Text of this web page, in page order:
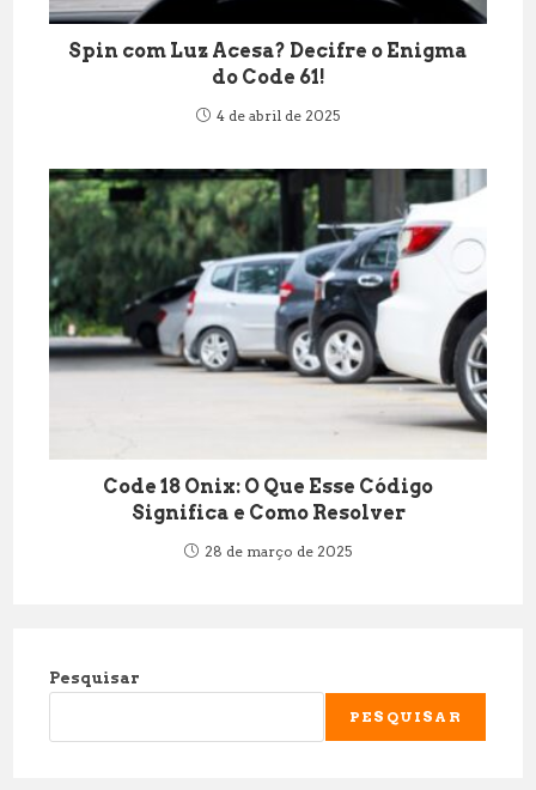
Spin com Luz Acesa? Decifre o Enigma
do Code 61!
4 de abril de 2025
Code 18 Onix: O Que Esse Código
Significa e Como Resolver
28 de março de 2025
Pesquisar
PESQUISAR